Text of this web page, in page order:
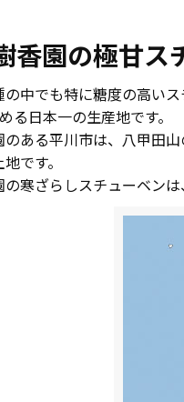
香園の極甘ス
中でも特に糖度の高い
る日本一の生産地です。
のある平川市は、八甲田
です。
寒ざらしスチューベン